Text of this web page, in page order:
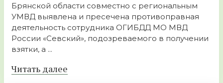
Брянской области совместно с региональным
УМВД выявлена и пресечена противоправная
деятельность сотрудника ОГИБДД МО МВД
России «Севский», подозреваемого в получении
взятки, а ...
Читать далее